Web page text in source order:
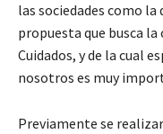
las sociedades como la
propuesta que busca
Cuidados, y de la cual
nosotros es muy
Previamente se